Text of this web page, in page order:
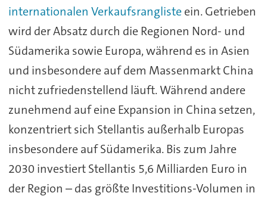
internationalen Verkaufsrangliste ein. Getrieben
wird der Absatz durch die Regionen Nord- und
Südamerika sowie Europa, während es in Asien
und insbesondere auf dem Massenmarkt China
nicht zufriedenstellend läuft. Während andere
zunehmend auf eine Expansion in China setzen,
konzentriert sich Stellantis außerhalb Europas
insbesondere auf Südamerika. Bis zum Jahre
2030 investiert Stellantis 5,6 Milliarden Euro in
der Region – das größte Investitions-Volumen in